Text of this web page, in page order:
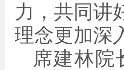
力，共同讲
理念更加深
席建林院